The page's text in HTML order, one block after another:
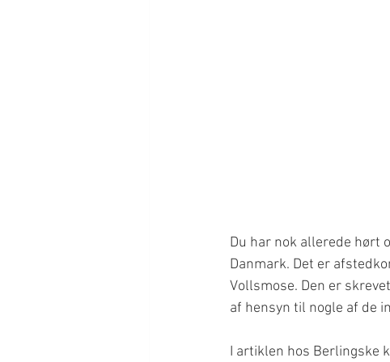
Du har nok allerede hørt
Danmark. Det er
Vollsmose. Den er
af hensyn til nogle af de
I artiklen hos Berlingske